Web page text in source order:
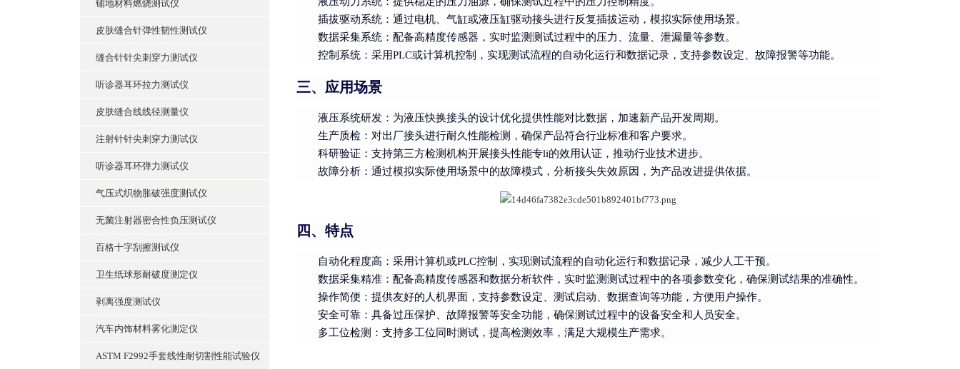
铺地材料燃烧测试仪
皮肤缝合针弹性韧性测试仪
缝合针针尖刺穿力测试仪
听诊器耳环拉力测试仪
皮肤缝合线线径测量仪
注射针针尖刺穿力测试仪
听诊器耳环弹力测试仪
气压式织物胀破强度测试仪
无菌注射器密合性负压测试仪
百格十字刮擦测试仪
卫生纸球形耐破度测定仪
剥离强度测试仪
汽车内饰材料雾化测定仪
ASTM F2992手套线性耐切割性能试验仪
插拔驱动系统 ：通过电机、气缸或液压缸驱动接头进行反复插拔运动，模拟实际使用场景。
数据采集系统 ：配备高精度传感器，实时监测测试过程中的压力、流量、泄漏量等参数。
控制系统 ：采用PLC或计算机控制，实现测试流程的自动化运行和数据记录，支持参数设定、故障报警等功能。
三、应用场景
液压系统研发 ：为液压快换接头的设计优化提供性能对比数据，加速新产品开发周期。
生产质检 ：对出厂接头进行耐久性能检测，确保产品符合行业标准和客户要求。
科研验证 ：支持第三方检测机构开展接头性能专li的效用认证，推动行业技术进步。
故障分析 ：通过模拟实际使用场景中的故障模式，分析接头失效原因，为产品改进提供依据。
四、特点
自动化程度高 ：采用计算机或PLC控制，实现测试流程的自动化运行和数据记录，减少人工干预。
数据采集精准 ：配备高精度传感器和数据分析软件，实时监测测试过程中的各项参数变化，确保测试结果的准确性。
操作简便 ：提供友好的人机界面，支持参数设定、测试启动、数据查询等功能，方便用户操作。
安全可靠 ：具备过压保护、故障报警等安全功能，确保测试过程中的设备安全和人员安全。
多工位检测 ：支持多工位同时测试，提高检测效率，满足大规模生产需求。